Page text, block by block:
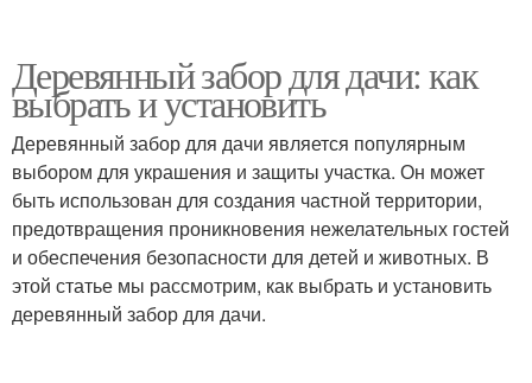
Деревянный забор для дачи: как
выбрать и установить
Деревянный забор для дачи является популярным
выбором для украшения и защиты участка. Он может
быть использован для создания частной территории,
предотвращения проникновения нежелательных гостей
и обеспечения безопасности для детей и животных. В
этой статье мы рассмотрим, как выбрать и установить
деревянный забор для дачи.